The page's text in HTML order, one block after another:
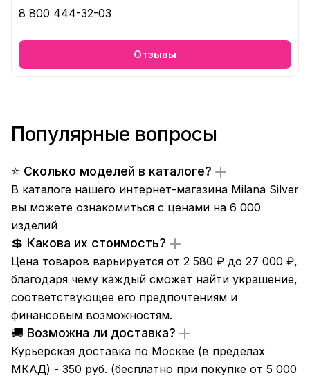
8 800 444-32-03
Отзывы
Популярные вопросы
⭐ Сколько моделей в каталоге?
В каталоге нашего интернет-магазина Milana Silver
вы можете ознакомиться с ценами на 6 000
изделий
💲 Какова их стоимость?
Цена товаров варьируется от 2 580 ₽ до 27 000 ₽,
благодаря чему каждый сможет найти украшение,
соответствующее его предпочтениям и
финансовым возможностям.
🚚 Возможна ли доставка?
Курьерская доставка по Москве (в пределах
МКАД) - 350 руб. (бесплатно при покупке от 5 000